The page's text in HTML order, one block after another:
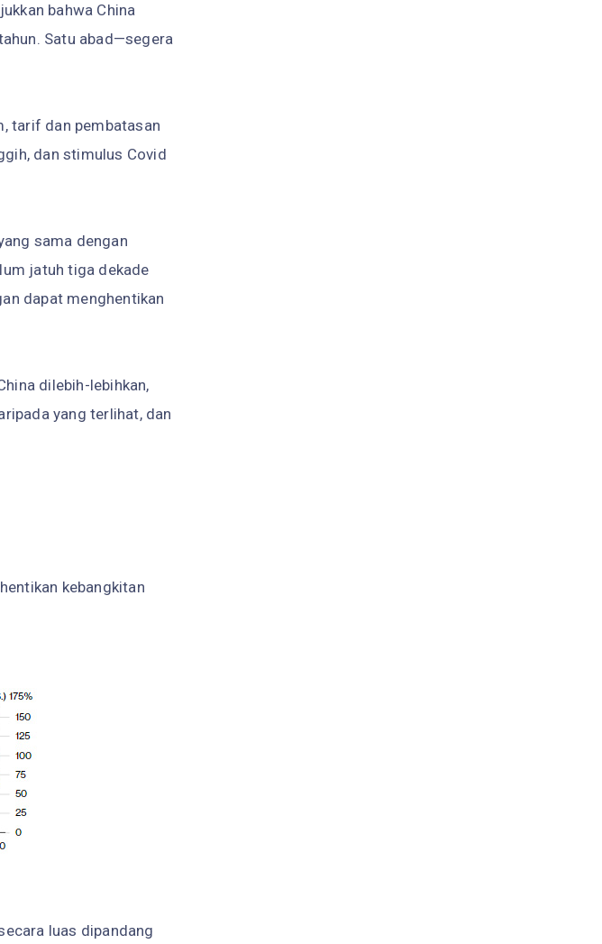
bahwa China
Satu abad—segera
tarif dan pembatasan
dan stimulus Covid
sama dengan
jatuh tiga dekade
dapat menghentikan
dilebih-lebihkan,
yang terlihat, dan
kebangkitan
luas dipandang